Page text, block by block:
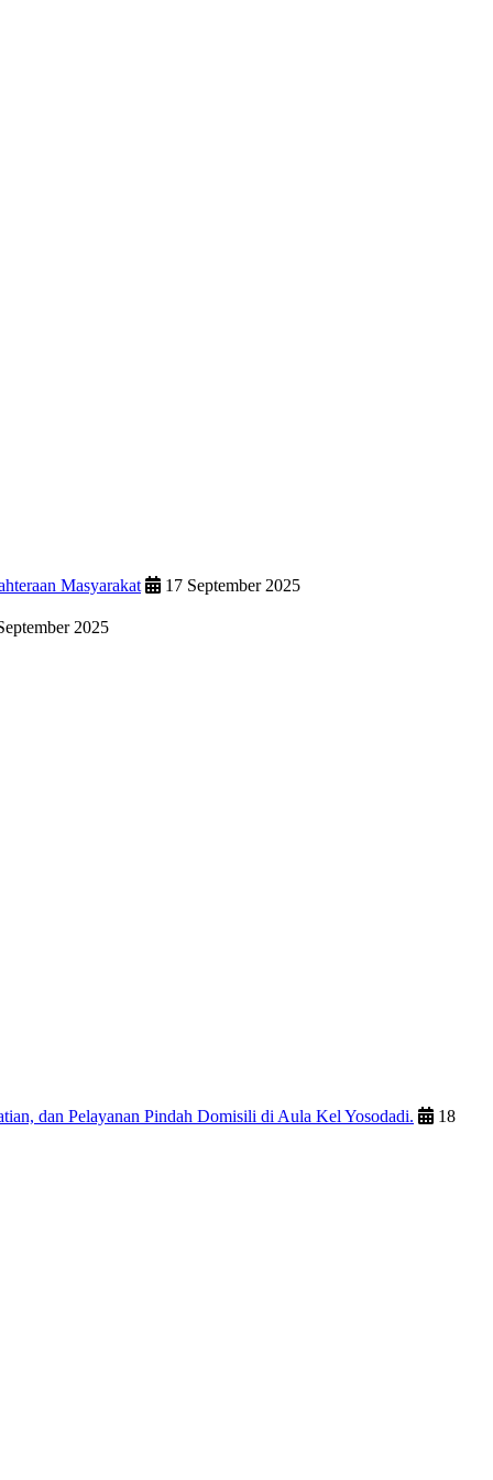
Masyarakat 17 September 2025
2025
dan Pelayanan Pindah Domisili di Aula Kel Yosodadi.
18